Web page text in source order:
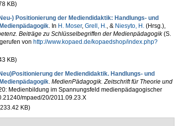
KB)
) Positionierung der Mediendidaktik: Handlungs- und
. In H. Moser, Grell, H., & Niesyto, H.(Hrsg.),
Beiträge zu Schlüsselbegriffen der Medienpädagogik(S.
von http://www.kopaed.de/kopaedshop/index.php?
KB)
der Mediendidaktik. Handlungs- und
. MedienPädagogik. Zeitschrift für Theorie und
Medienbildung im Spannungsfeld medienpädagogischer
mpaed/20/2011.09.23.X
KB)